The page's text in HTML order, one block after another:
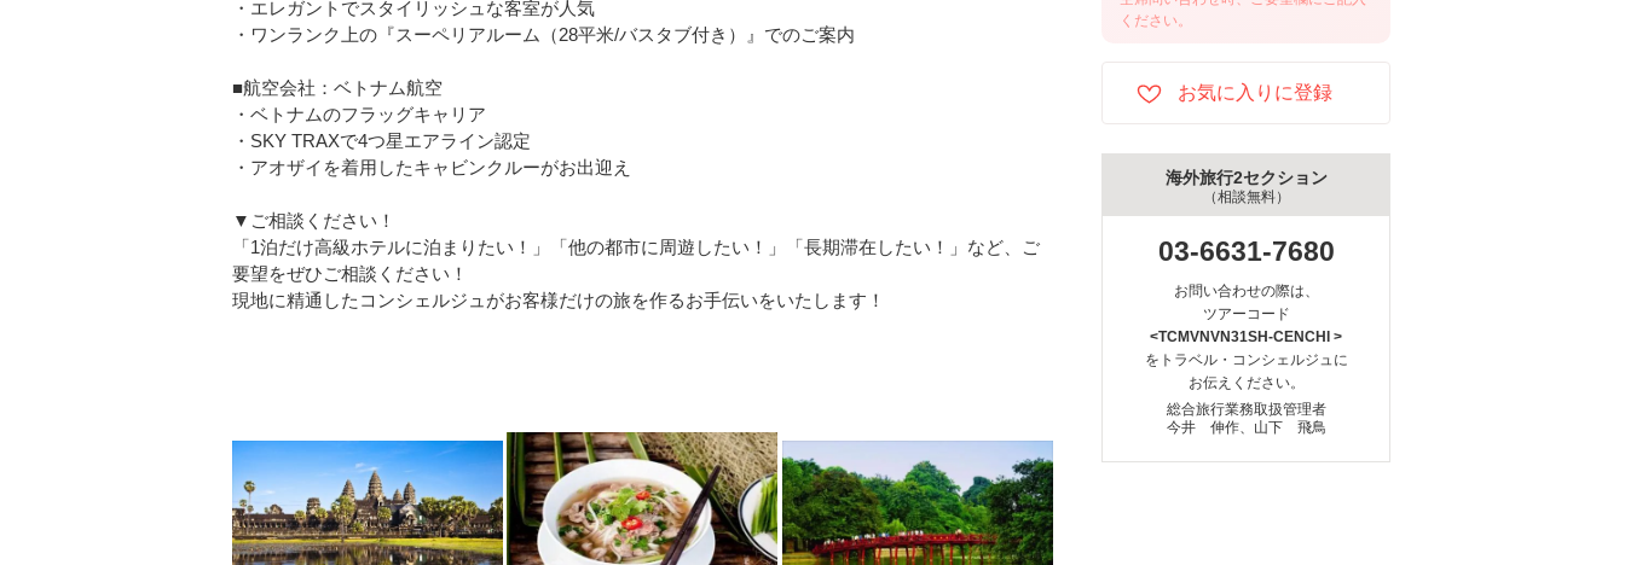
・エレガントでスタイリッシュな客室が人気
・ワンランク上の『スーペリアルーム（28平米/バスタブ付き）』でのご案内
■航空会社：ベトナム航空
・ベトナムのフラッグキャリア
・SKY TRAXで4つ星エアライン認定
・アオザイを着用したキャビンクルーがお出迎え
▼ご相談ください！
「1泊だけ高級ホテルに泊まりたい！」「他の都市に周遊したい！」「長期滞在したい！」など、ご
要望をぜひご相談ください！
現地に精通したコンシェルジュがお客様だけの旅を作るお手伝いをいたします！
ください。
海外旅行2セクション
（相談無料）
03-6631-7680
お問い合わせの際は、
ツアーコード
<TCMVNVN31SH-CENCHI >
をトラベル・コンシェルジュに
お伝えください。
総合旅行業務取扱管理者
今井 伸作、山下 飛鳥